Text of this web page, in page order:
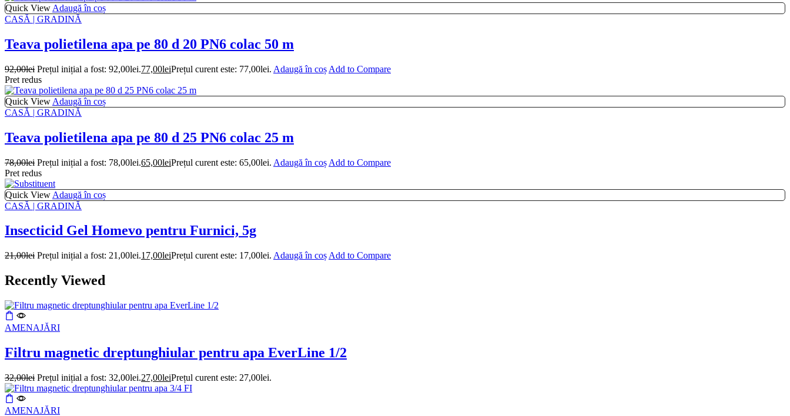
Quick View Adaugă în coș
CASĂ | GRADINĂ
Teava polietilena apa pe 80 d 20 PN6 colac 50 m
92,00lei Prețul inițial a fost: 92,00lei.77,00leiPrețul curent este: 77,00lei. Adaugă în coș Add to Compare
Pret redus
Quick View Adaugă în coș
CASĂ | GRADINĂ
Teava polietilena apa pe 80 d 25 PN6 colac 25 m
78,00lei Prețul inițial a fost: 78,00lei.65,00leiPrețul curent este: 65,00lei. Adaugă în coș Add to Compare
Pret redus
Quick View Adaugă în coș
CASĂ | GRADINĂ
Insecticid Gel Homevo pentru Furnici, 5g
21,00lei Prețul inițial a fost: 21,00lei.17,00leiPrețul curent este: 17,00lei. Adaugă în coș Add to Compare
Recently Viewed
AMENAJĂRI
Filtru magnetic dreptunghiular pentru apa EverLine 1/2
32,00lei Prețul inițial a fost: 32,00lei.27,00leiPrețul curent este: 27,00lei.
AMENAJĂRI